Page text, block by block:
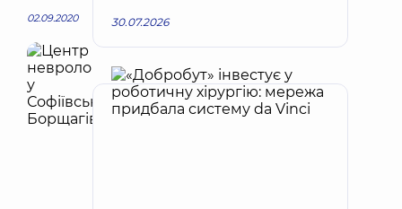
02.09.2020 30.07.2026